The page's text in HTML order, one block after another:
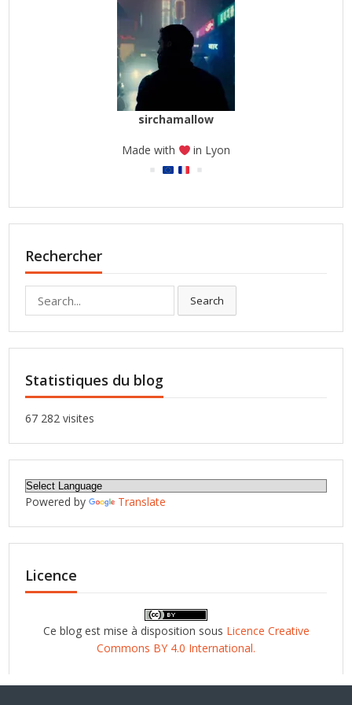
sirchamallow
Made with in Lyon
Rechercher
for:
Search
Statistiques du blog
67 282 visites
Powered by Translate
Licence
Ce blog est mise à disposition sous Licence Creative
Commons BY 4.0 International.